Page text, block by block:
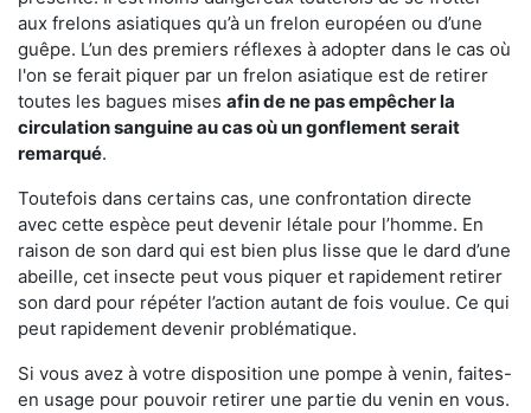
aux frelons asiatiques qu’à un frelon européen ou d’une
guêpe. L’un des premiers réflexes à adopter dans le cas où
l'on se ferait piquer par un frelon asiatique est de retirer
toutes les bagues mises afin de ne pas empêcher la
circulation sanguine au cas où un gonflement serait
remarqué.
Toutefois dans certains cas, une confrontation directe
avec cette espèce peut devenir létale pour l’homme. En
raison de son dard qui est bien plus lisse que le dard d’une
abeille, cet insecte peut vous piquer et rapidement retirer
son dard pour répéter l’action autant de fois voulue. Ce qui
peut rapidement devenir problématique.
Si vous avez à votre disposition une pompe à venin, faites-
en usage pour pouvoir retirer une partie du venin en vous.